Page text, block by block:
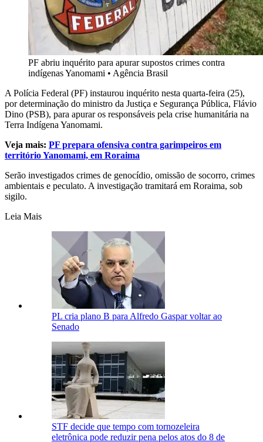
PF abriu inquérito para apurar supostos crimes contra
indígenas Yanomami • Agência Brasil
A Polícia Federal (PF) instaurou inquérito nesta quarta-feira (25),
por determinação do ministro da Justiça e Segurança Pública, Flávio
Dino (PSB), para apurar os responsáveis pela crise humanitária na
Terra Indígena Yanomami.
Veja mais: PF prepara ofensiva contra garimpeiros em
território Yanomami, em Roraima
Serão investigados crimes de genocídio, omissão de socorro, crimes
ambientais e peculato. A investigação tramitará em Roraima, sob
sigilo.
Leia Mais
PL cria plano B para Alfredo Gaspar voltar ao
Senado
STF decide que tempo com tornozeleira
eletrônica pode reduzir pena pelos atos do 8 de